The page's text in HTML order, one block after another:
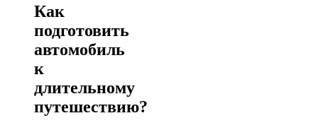
Как
подготовить
автомобиль
к
длительному
путешествию?